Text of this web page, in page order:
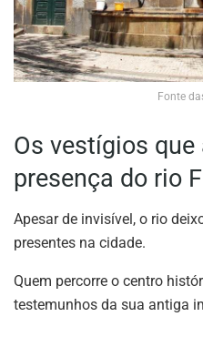
Fonte
Os vestígios
presença do rio
Apesar de invisível, o rio
presentes na cidade.
Quem percorre o centro
testemunhos da sua antiga